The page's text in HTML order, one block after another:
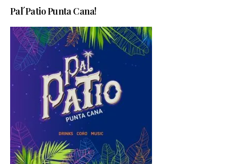
Pal´Patio Punta Cana!